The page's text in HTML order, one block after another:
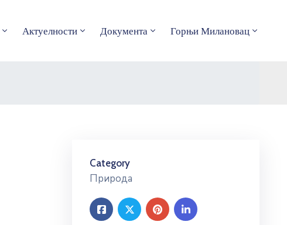
Актуелности Документа Горњи Милановац
Category
Природа